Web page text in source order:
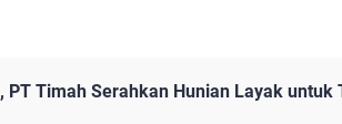
PT Timah Serahkan Hunian Layak untuk